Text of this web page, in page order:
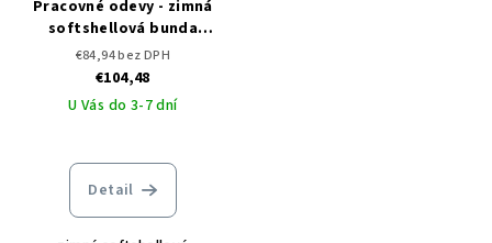
Pracovné odevy - zimná
softshellová bunda
EMERTON WINTER ČERVA
€84,94 bez DPH
€104,48
U Vás do 3-7 dní
Detail